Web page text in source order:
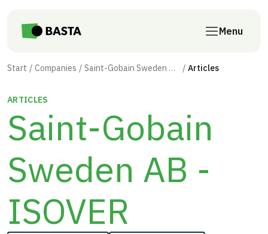
Menu
Start Companies Saint-Gobain Sweden AB - ISOVER Articles
ARTICLES
Saint-Gobain
Sweden AB -
ISOVER